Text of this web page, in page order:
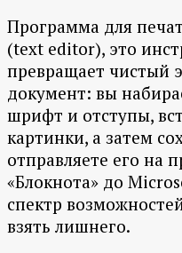
Программа для
(text editor), это
превращает чистый
документ: вы
шрифт и отступы,
картинки, а затем
отправляете его на
«Блокнота» до
спектр
взять лишнего.